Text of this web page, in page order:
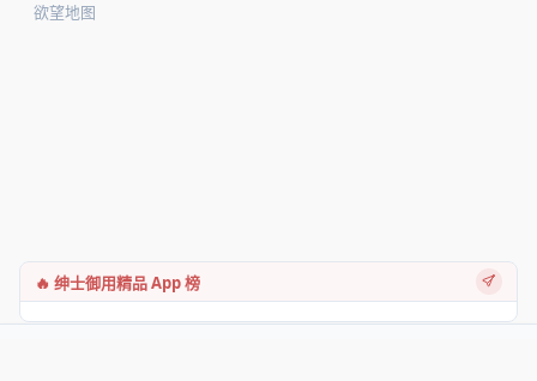
欲望地图
🔥 绅士御用精品 App 榜